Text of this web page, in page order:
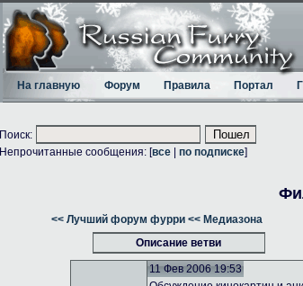
На главную Форум Правила Портал
Поиск:
Непрочитанные сообщения: [все по подписке]
<< Лучший форум фурри << Медиазона
Описание ветви
11 Фев 2006 19:53